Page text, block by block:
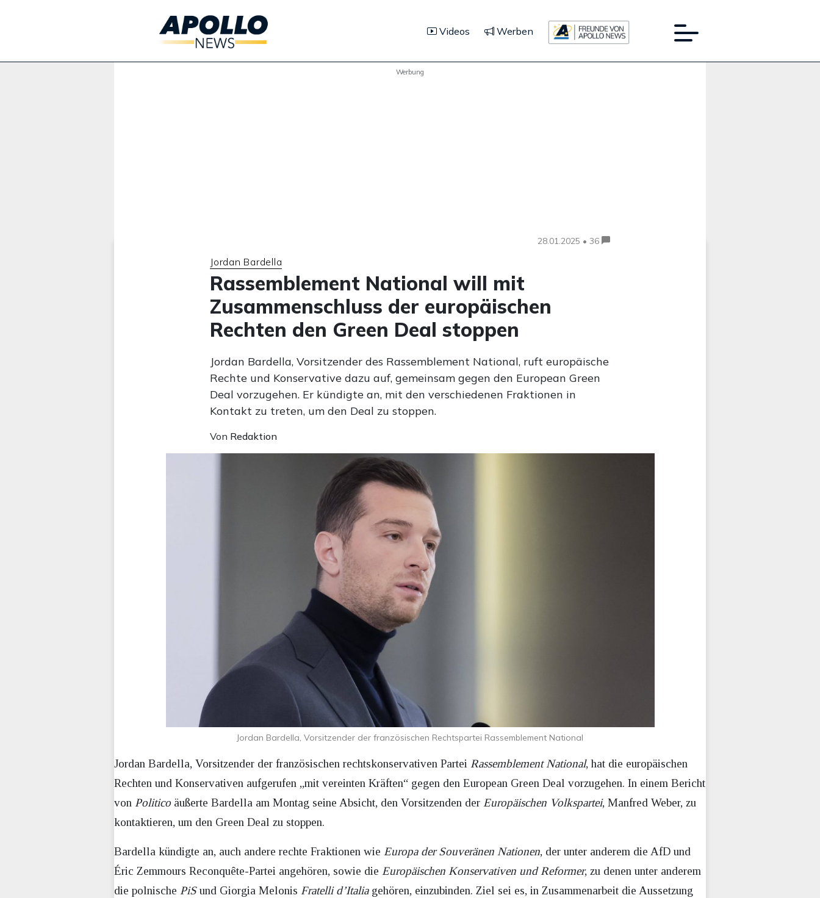
Videos Werben
Werbung
28.01.2025 • 36
Jordan Bardella
Rassemblement National will mit
Zusammenschluss der europäischen
Rechten den Green Deal stoppen
Jordan Bardella, Vorsitzender des Rassemblement National, ruft europäische
Rechte und Konservative dazu auf, gemeinsam gegen den European Green
Deal vorzugehen. Er kündigte an, mit den verschiedenen Fraktionen in
Kontakt zu treten, um den Deal zu stoppen.
Von Redaktion
Jordan Bardella, Vorsitzender der französischen Rechtspartei Rassemblement National
Jordan Bardella, Vorsitzender der französischen rechtskonservativen Partei Rassemblement National, hat die europäischen
Rechten und Konservativen aufgerufen „mit vereinten Kräften“ gegen den European Green Deal vorzugehen. In einem Bericht
von Politico äußerte Bardella am Montag seine Absicht, den Vorsitzenden der Europäischen Volkspartei, Manfred Weber, zu
kontaktieren, um den Green Deal zu stoppen.
Bardella kündigte an, auch andere rechte Fraktionen wie Europa der Souveränen Nationen, der unter anderem die AfD und
Éric Zemmours Reconquête-Partei angehören, sowie die Europäischen Konservativen und Reformer, zu denen unter anderem
die polnische PiSund Giorgia Melonis Fratelli d’Italiagehören, einzubinden. Ziel sei es, in Zusammenarbeit die Aussetzung